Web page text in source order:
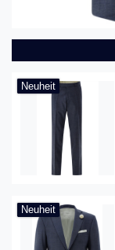
Neuheit
Neuheit